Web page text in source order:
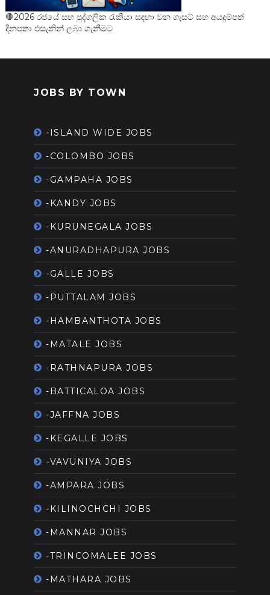
🛑2026 රජයේ සහ පුද්ගලික රැකියා සඳහා වන ගැසට් සහ අයදුම්පත්
දිනපතා එසැනින් ලබා ගැනීමට
JOBS BY TOWN
-ISLAND WIDE JOBS
-COLOMBO JOBS
-GAMPAHA JOBS
-KANDY JOBS
-KURUNEGALA JOBS
-ANURADHAPURA JOBS
-GALLE JOBS
-PUTTALAM JOBS
-HAMBANTHOTA JOBS
-MATALE JOBS
-RATHNAPURA JOBS
-BATTICALOA JOBS
-JAFFNA JOBS
-KEGALLE JOBS
-VAVUNIYA JOBS
-AMPARA JOBS
-KILINOCHCHI JOBS
-MANNAR JOBS
-TRINCOMALEE JOBS
-MATHARA JOBS